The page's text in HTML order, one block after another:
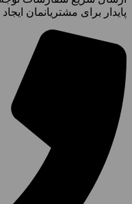
پایدار برای مشتریانمان